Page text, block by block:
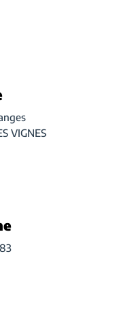
VIGNES